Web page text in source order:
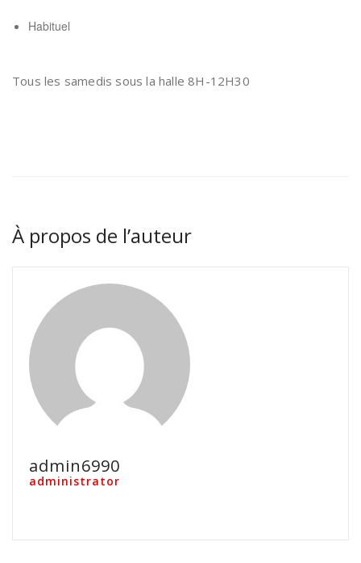
Habituel
Tous les samedis sous la halle 8H-12H30
À propos de l’auteur
admin6990
administrator